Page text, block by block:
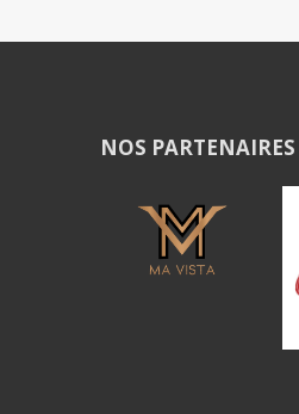
NOS PARTENAIRES